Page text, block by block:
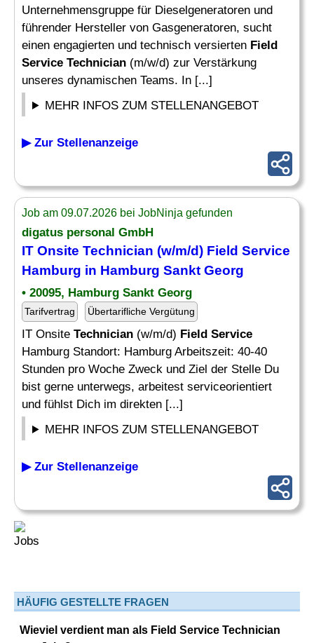
Unternehmensgruppe für Dieselgeneratoren und
führender Hersteller von Gasgeneratoren, sucht
einen engagierten und technisch versierten Field
Service Technician (m/w/d) zur Verstärkung
unseres dynamischen Teams. In [...]
MEHR INFOS ZUM STELLENANGEBOT
▶ Zur Stellenanzeige
Job am 09.07.2026 bei JobNinja gefunden
digatus personal GmbH
IT Onsite Technician (w/m/d) Field Service
Hamburg in Hamburg Sankt Georg
• 20095, Hamburg Sankt Georg
Tarifvertrag Übertarifliche Vergütung
IT Onsite Technician (w/m/d) Field Service
Hamburg Standort: Hamburg Arbeitszeit: 40-40
Stunden pro Woche Zweck und Ziel der Stelle Du
bist gerne unterwegs, arbeitest serviceorientiert
und fühlst Dich im direkten [...]
MEHR INFOS ZUM STELLENANGEBOT
▶ Zur Stellenanzeige
HÄUFIG GESTELLTE FRAGEN
Wieviel verdient man als Field Service Technician